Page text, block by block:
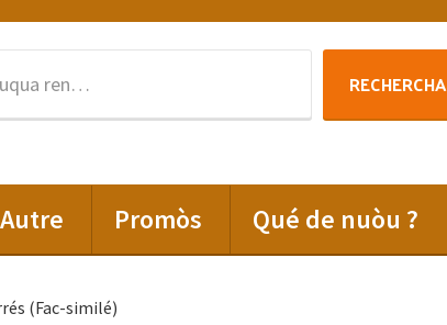
:
RECHERCHA
Autre Promòs Qué de nuòu ?
(Fac-similé)